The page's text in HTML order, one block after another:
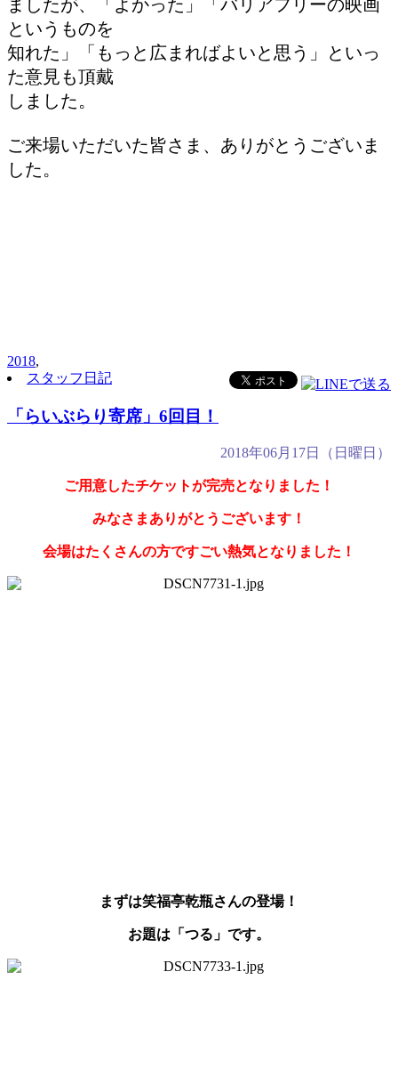
ましたが、「よかった」「バリアフリーの映画
というものを
知れた」「もっと広まればよいと思う」といっ
た意見も頂戴
しました。
ご来場いただいた皆さま、ありがとうございま
した。
2018,
スタッフ日記
「らいぶらり寄席」6回目！
2018年06月17日（日曜日）
ご用意したチケットが完売となりました！
みなさまありがとうございます！
会場はたくさんの方ですごい熱気となりました！
まずは笑福亭乾瓶さんの登場！
お題は「つる」です。